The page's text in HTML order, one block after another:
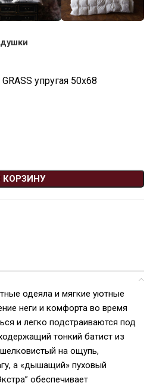
упругая 50х68
КОРЗИНУ
одеяла и мягкие уютные
неги и комфорта во время
и легко подстраиваются под
тонкий батист из
на ощупь,
а «дышащий» пуховый
обеспечивает